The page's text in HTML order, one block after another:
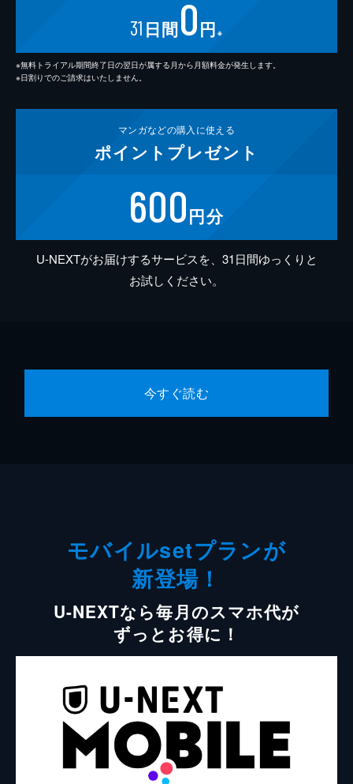
31 日間0円 ※
※無料トライアル期間終了日の翌日が属する月から月額料金が発生します。
※日割りでのご請求はいたしません。
マンガなどの購入に使える
ポイント プレゼント
600円分
U-NEXTがお届けするサービスを、31日間ゆっくりと
お試しください。
今すぐ読む
モバイルsetプランが
新登場！
U-NEXTなら毎月のスマホ代が
ずっとお得に！